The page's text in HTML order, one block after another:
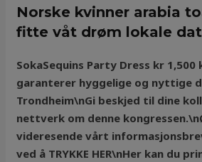
Norske kvinner arabia
fitte våt drøm lokale
SokaSequins Party Dress kr 1,500
garanterer hyggelige og nyttige
Trondheim\nGi beskjed til dine
nettverk om denne
videresende vårt
ved å TRYKKE HER\nHer kan du